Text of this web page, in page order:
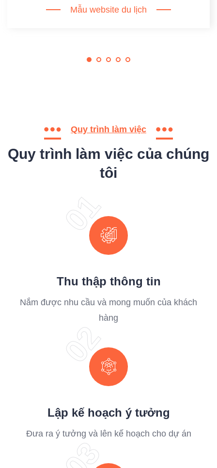
Mẫu website du lịch
Quy trình làm việc
Quy trình làm việc của chúng
tôi
01
Thu thập thông tin
Nắm được nhu cầu và mong muốn của khách
hàng
02
Lập kế hoạch ý tưởng
Đưa ra ý tưởng và lên kế hoạch cho dự án